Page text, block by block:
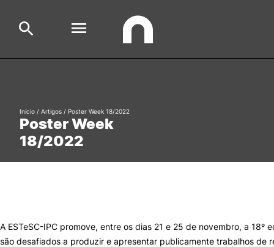
Cursos
Cooperação Internacional
Poster Week
18/2022
Início / Artigos / Poster Week 18/2022
A ESTeSC-IPC promove, entre os dias 21 e 25 de novembro, a 18º
são desafiados a produzir e apresentar publicamente trabalhos de